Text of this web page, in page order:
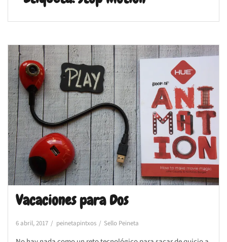
Vacaciones para Dos
6 abril, 2017 peinetapintxos Sello Peineta